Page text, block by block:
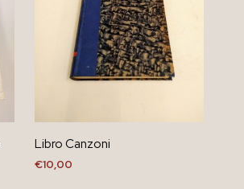
Libro Canzoni
€10,00